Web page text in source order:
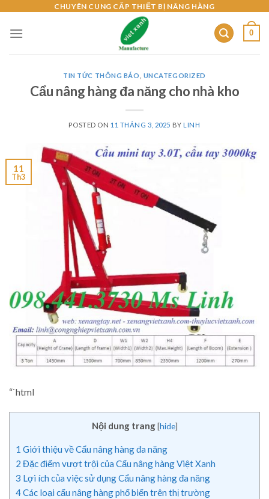
content
CHUYÊN CUNG CẤP THIẾT BỊ NÂNG HÀNG
0
TIN TỨC THÔNG BÁO UNCATEGORIZED
Cẩu nâng hàng đa năng cho nhà kho
POSTED ON 11 THÁNG 3, 2025 BYLINH
11
Th3
“`html
Nội dung trang [hide]
1 Giới thiệu về Cẩu nâng hàng đa năng
2 Đặc điểm vượt trội của Cẩu nâng hàng Việt Xanh
3 Lợi ích của việc sử dụng Cẩu nâng hàng đa năng
4Các loại cẩu nâng hàng phổ biến trên thị trường